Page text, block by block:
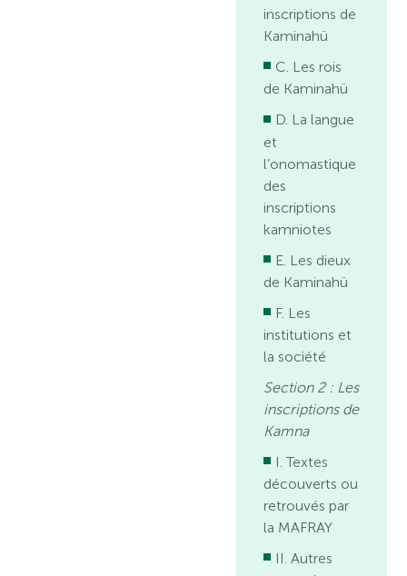
inscriptions de
Kaminahü
C. Les rois
de Kaminahü
D. La langue
et
l’onomastique
des
inscriptions
kamniotes
E. Les dieux
de Kaminahü
F. Les
institutions et
la société
Section 2 : Les
inscriptions de
Kamna
I. Textes
découverts ou
retrouvés par
la MAFRAY
II. Autres